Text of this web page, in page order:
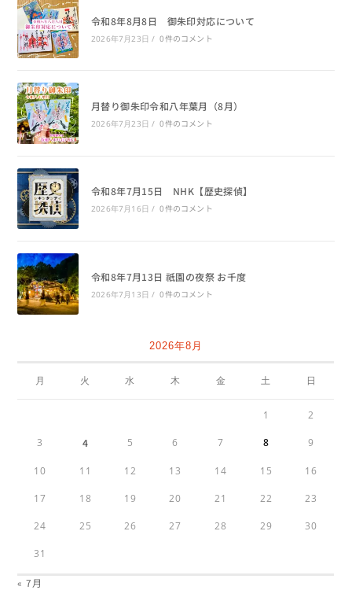
令和8年8月8日 御朱印対応について
2026年7月23日 / 0件のコメント
月替り御朱印令和八年葉月（8月）
2026年7月23日 / 0件のコメント
令和8年7月15日 NHK【歴史探偵】
2026年7月16日 / 0件のコメント
令和8年7月13日 祇園の夜祭 お千度
2026年7月13日 / 0件のコメント
2026年8月
月 火 水 木 金 土 日
1 2
3 4 5 6 7 8 9
10 11 12 13 14 15 16
17 18 19 20 21 22 23
24 25 26 27 28 29 30
31
« 7月